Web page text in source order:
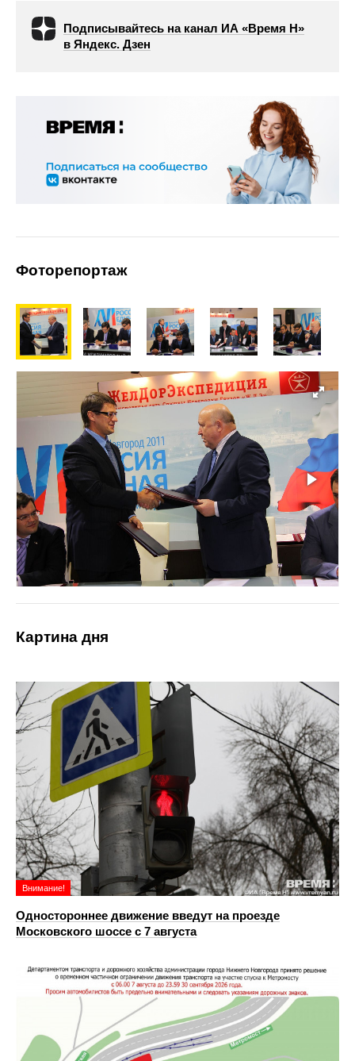
Подписывайтесь на канал ИА «Время Н»
в Яндекс. Дзен
Фоторепортаж
Картина дня
Внимание!
Одностороннее движение введут на проезде
Московского шоссе с 7 августа